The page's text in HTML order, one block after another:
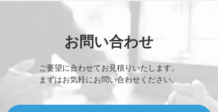
お問い合わせ
ご要望に合わせてお見積りいたします。
まずはお気軽にお問い合わせください。